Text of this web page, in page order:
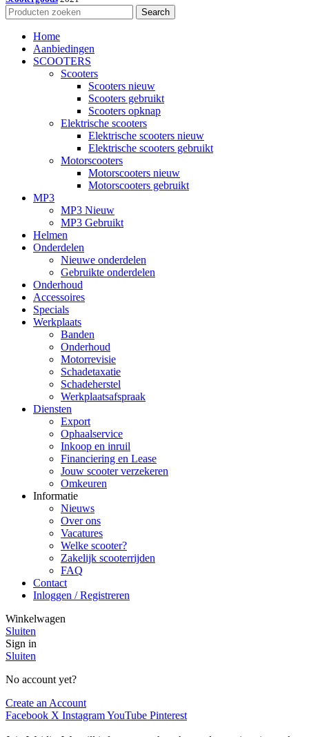
Search
Home
Aanbiedingen
SCOOTERS
Scooters
Scooters nieuw
Scooters gebruikt
Scooters opknap
Elektrische scooters
Elektrische scooters nieuw
Elektrische scooters gebruikt
Motorscooters
Motorscooters nieuw
Motorscooters gebruikt
MP3
MP3 Nieuw
MP3 Gebruikt
Helmen
Onderdelen
Nieuwe onderdelen
Gebruikte onderdelen
Onderhoud
Accessoires
Specials
Werkplaats
Banden
Onderhoud
Motorrevisie
Schadetaxatie
Schadeherstel
Werkplaatsafspraak
Diensten
Export
Ophaalservice
Inkoop en inruil
Financiering en Lease
Jouw scooter verzekeren
Omkeuren
Informatie
Nieuws
Over ons
Vacatures
Welke scooter?
Zakelijk scooterrijden
FAQ
Contact
Inloggen / Registreren
Winkelwagen
Sluiten
Sign in
Sluiten
No account yet?
Create an Account
Facebook X InstagramYouTube Pinterest